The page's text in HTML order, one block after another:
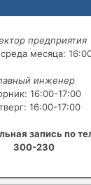
предприятия
месяца:
инженер
16:00-17:00
16:00-17:00
запись по
300-230